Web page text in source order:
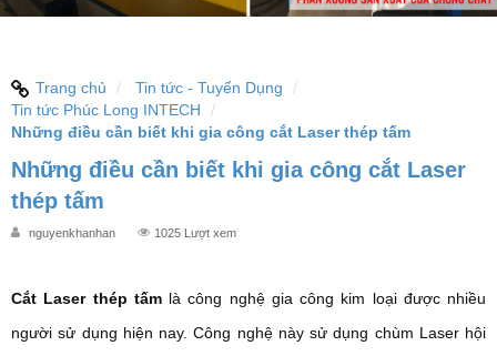
Trang chủ
Tin tức - Tuyển Dụng
Tin tức Phúc Long INTECH
Những điều cần biết khi gia công cắt Laser thép tấm
Những điều cần biết khi gia công cắt Laser
thép tấm
nguyenkhanhan 1025 Lượt xem
Cắt Laser thép tấmlà công nghệ gia công kim loại được nhiều
người sử dụng hiện nay. Công nghệ này sử dụng chùm Laser hội